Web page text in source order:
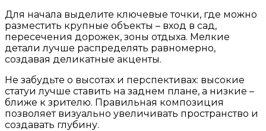
Для начала выделите ключевые точки, где можно
разместить крупные объекты – вход в сад,
пересечения дорожек, зоны отдыха. Мелкие
детали лучше распределять равномерно,
создавая деликатные акценты.
Не забудьте о высотах и перспективах: высокие
статуи лучше ставить на заднем плане, а низкие –
ближе к зрителю. Правильная композиция
позволяет визуально увеличивать пространство и
создавать глубину.